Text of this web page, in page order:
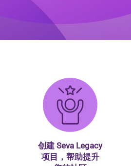
创建 Seva Legacy
项目，帮助提升